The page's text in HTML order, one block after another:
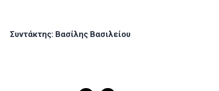
Συντάκτης: Βασίλης Βασιλείου